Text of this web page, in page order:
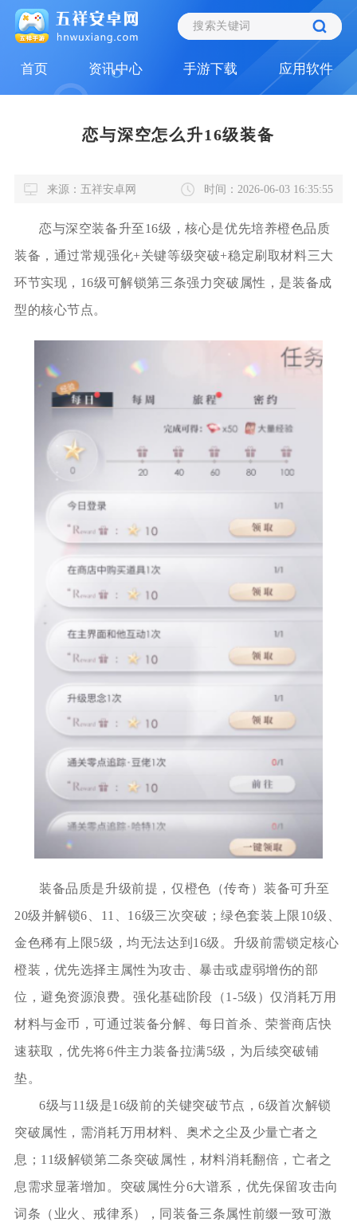
首页 资讯中心 手游下载 应用软件
恋与深空怎么升16级装备
来源：五祥安卓网 时间：2026-06-03 16:35:55
恋与深空装备升至16级，核心是优先培养橙色品质
装备，通过常规强化+关键等级突破+稳定刷取材料三大
环节实现，16级可解锁第三条强力突破属性，是装备成
型的核心节点。
装备品质是升级前提，仅橙色（传奇）装备可升至
20级并解锁6、11、16级三次突破；绿色套装上限10级、
金色稀有上限5级，均无法达到16级。升级前需锁定核心
橙装，优先选择主属性为攻击、暴击或虚弱增伤的部
位，避免资源浪费。强化基础阶段（1-5级）仅消耗万用
材料与金币，可通过装备分解、每日首杀、荣誉商店快
速获取，优先将6件主力装备拉满5级，为后续突破铺
垫。
6级与11级是16级前的关键突破节点，6级首次解锁
突破属性，需消耗万用材料、奥术之尘及少量亡者之
息；11级解锁第二条突破属性，材料消耗翻倍，亡者之
息需求显著增加。突破属性分6大谱系，优先保留攻击向
词条（业火、戒律系），同装备三条属性前缀一致可激